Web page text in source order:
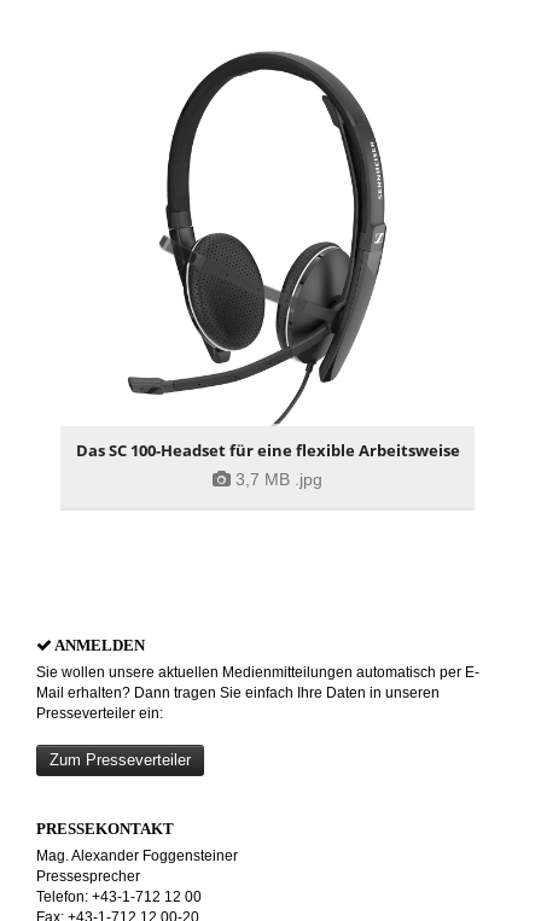
Das SC 100-Headset für eine flexible Arbeitsweise
3,7 MB .jpg
ANMELDEN
Sie wollen unsere aktuellen Medienmitteilungen automatisch per E-
Mail erhalten? Dann tragen Sie einfach Ihre Daten in unseren
Presseverteiler ein:
Zum Presseverteiler
PRESSEKONTAKT
Mag. Alexander Foggensteiner
Pressesprecher
Telefon: +43-1-712 12 00
Fax: +43-1-712 12 00-20